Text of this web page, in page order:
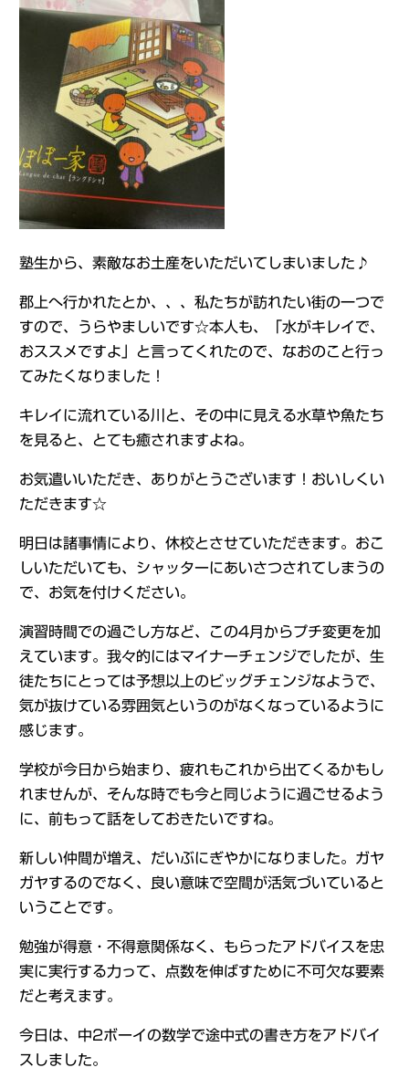
塾生から、素敵なお土産をいただいてしまいました♪
郡上へ行かれたとか、、、私たちが訪れたい街の一つで
すので、うらやましいです☆本人も、「水がキレイで、
おススメですよ」と言ってくれたので、なおのこと行っ
てみたくなりました！
キレイに流れている川と、その中に見える水草や魚たち
を見ると、とても癒されますよね。
お気遣いいただき、ありがとうございます！おいしくい
ただきます☆
明日は諸事情により、休校とさせていただきます。おこ
しいただいても、シャッターにあいさつされてしまうの
で、お気を付けください。
演習時間での過ごし方など、この4月からプチ変更を加
えています。我々的にはマイナーチェンジでしたが、生
徒たちにとっては予想以上のビッグチェンジなようで、
気が抜けている雰囲気というのがなくなっているように
感じます。
学校が今日から始まり、疲れもこれから出てくるかもし
れませんが、そんな時でも今と同じように過ごせるよう
に、前もって話をしておきたいですね。
新しい仲間が増え、だいぶにぎやかになりました。ガヤ
ガヤするのでなく、良い意味で空間が活気づいていると
いうことです。
勉強が得意・不得意関係なく、もらったアドバイスを忠
実に実行する力って、点数を伸ばすために不可欠な要素
だと考えます。
今日は、中2ボーイの数学で途中式の書き方をアドバイ
スしました。